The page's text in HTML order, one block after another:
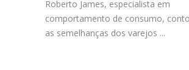
Roberto James, especialista em
comportamento de consumo,
as semelhanças dos varejos